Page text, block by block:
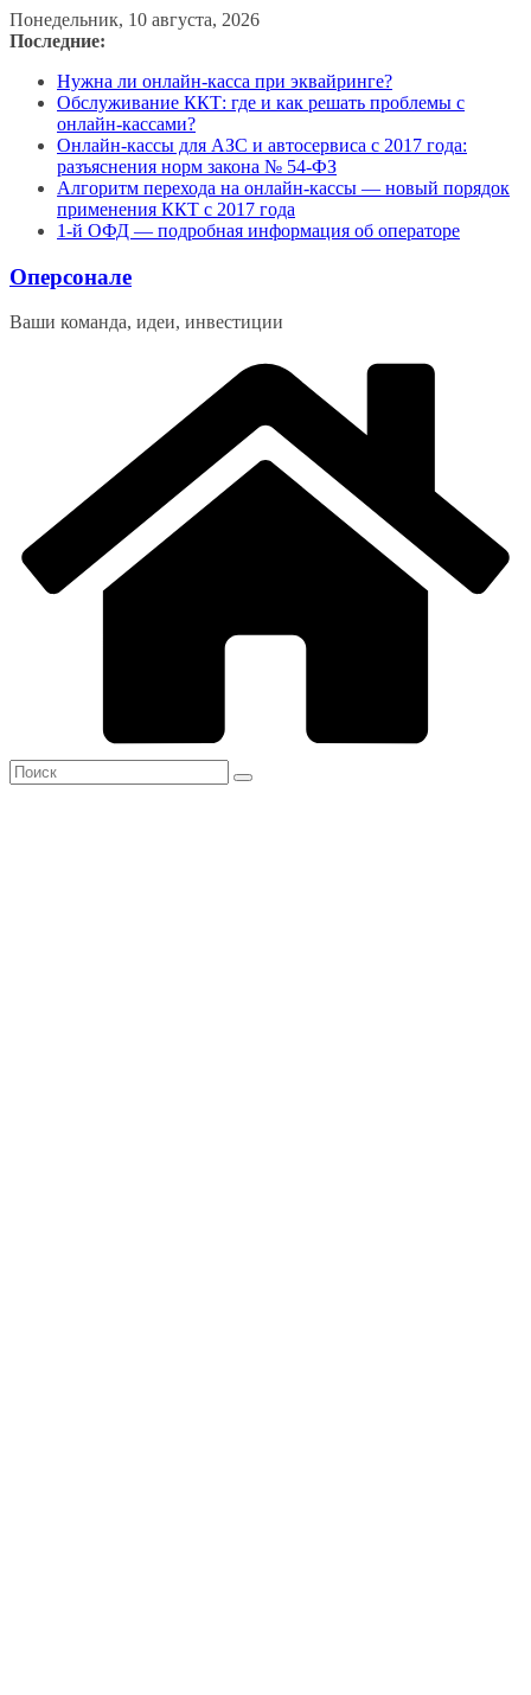
Перейти
к
Понедельник, 10 августа, 2026
Последние:
Нужна ли онлайн-касса при эквайринге?
Обслуживание ККТ: где и как решать проблемы с
онлайн-кассами?
Онлайн-кассы для АЗС и автосервиса с 2017 года:
разъяснения норм закона № 54-ФЗ
Алгоритм перехода на онлайн-кассы — новый порядок
применения ККТ с 2017 года
1-й ОФД — подробная информация об операторе
Оперсонале
Ваши команда, идеи, инвестиции